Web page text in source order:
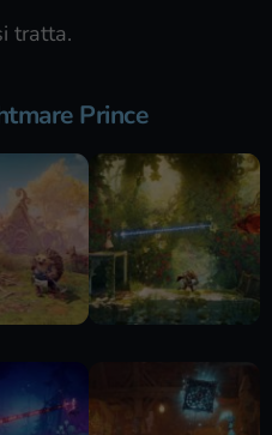
tratta.
Prince